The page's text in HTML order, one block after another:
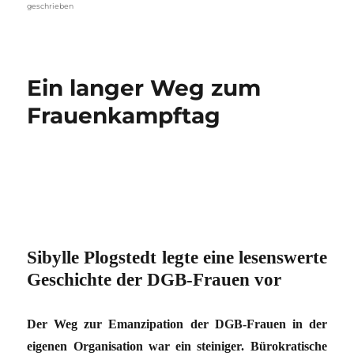
geschrieben
Ein langer Weg zum
Frauenkampftag
Sibylle Plogstedt legte eine lesenswerte
Geschichte der DGB-Frauen vor
Der Weg zur Emanzipation der DGB-Frauen in der
eigenen Organisation war ein steiniger. Bürokratische